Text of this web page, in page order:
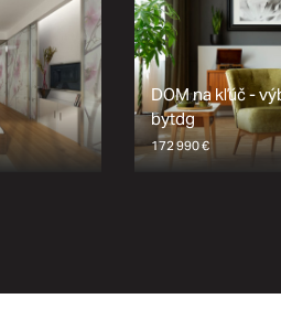
DOM na kľúč -
bytdg
172 990€